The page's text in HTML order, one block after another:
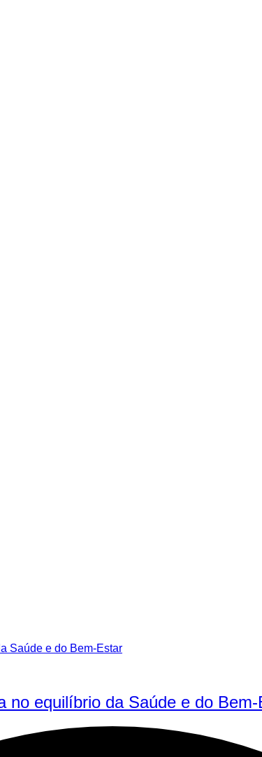
no equilíbrio da Saúde e do